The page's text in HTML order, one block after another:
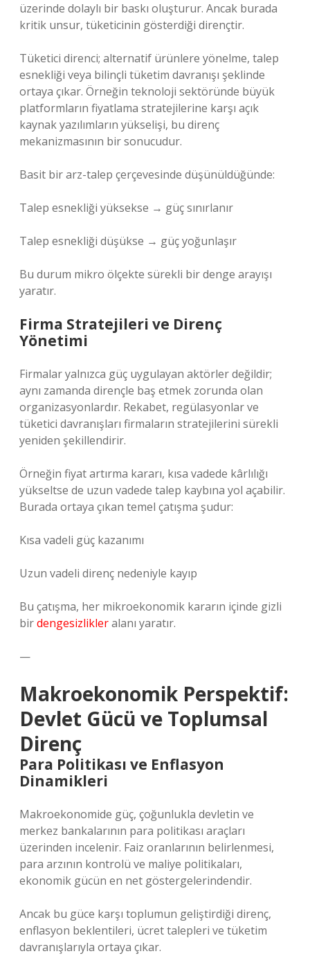
üzerinde dolaylı bir baskı oluşturur. Ancak burada
kritik unsur, tüketicinin gösterdiği dirençtir.
Tüketici direnci; alternatif ürünlere yönelme, talep
esnekliği veya bilinçli tüketim davranışı şeklinde
ortaya çıkar. Örneğin teknoloji sektöründe büyük
platformların fiyatlama stratejilerine karşı açık
kaynak yazılımların yükselişi, bu direnç
mekanizmasının bir sonucudur.
Basit bir arz-talep çerçevesinde düşünüldüğünde:
Talep esnekliği yüksekse → güç sınırlanır
Talep esnekliği düşükse → güç yoğunlaşır
Bu durum mikro ölçekte sürekli bir denge arayışı
yaratır.
Firma Stratejileri ve Direnç
Yönetimi
Firmalar yalnızca güç uygulayan aktörler değildir;
aynı zamanda dirençle baş etmek zorunda olan
organizasyonlardır. Rekabet, regülasyonlar ve
tüketici davranışları firmaların stratejilerini sürekli
yeniden şekillendirir.
Örneğin fiyat artırma kararı, kısa vadede kârlılığı
yükseltse de uzun vadede talep kaybına yol açabilir.
Burada ortaya çıkan temel çatışma şudur:
Kısa vadeli güç kazanımı
Uzun vadeli direnç nedeniyle kayıp
Bu çatışma, her mikroekonomik kararın içinde gizli
birdengesizlikleralanı yaratır.
—
Makroekonomik Perspektif:
Devlet Gücü ve Toplumsal
Direnç
Para Politikası ve Enflasyon
Dinamikleri
Makroekonomide güç, çoğunlukla devletin ve
merkez bankalarının para politikası araçları
üzerinden incelenir. Faiz oranlarının belirlenmesi,
para arzının kontrolü ve maliye politikaları,
ekonomik gücün en net göstergelerindendir.
Ancak bu güce karşı toplumun geliştirdiği direnç,
enflasyon beklentileri, ücret talepleri ve tüketim
davranışlarıyla ortaya çıkar.